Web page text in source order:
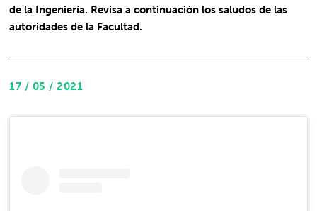
de la Ingeniería. Revisa a continuación los saludos de las
autoridades de la Facultad.
17 / 05 / 2021